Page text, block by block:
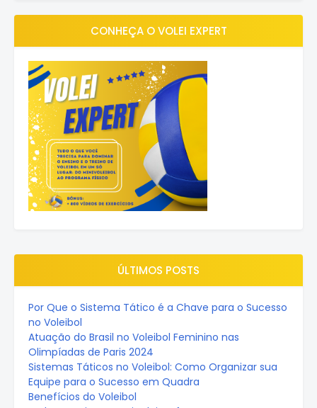
CONHEÇA O VOLEI EXPERT
ÚLTIMOS POSTS
Por Que o Sistema Tático é a Chave para o Sucesso
no Voleibol
Atuação do Brasil no Voleibol Feminino nas
Olimpíadas de Paris 2024
Sistemas Táticos no Voleibol: Como Organizar sua
Equipe para o Sucesso em Quadra
Benefícios do Voleibol